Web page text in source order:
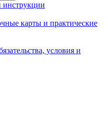
инструкции
карты и практические
условия и